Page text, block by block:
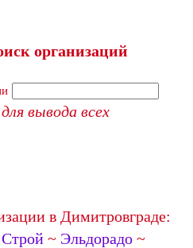
организаций
вывода всех
в Димитровграде:
~ Эльдорадо ~